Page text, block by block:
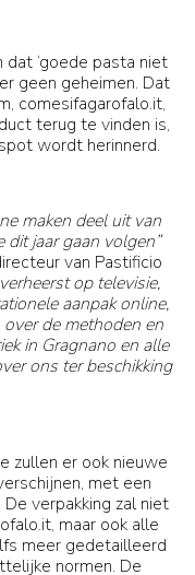
‘goede pasta niet
geen geheimen. Dat
comesifagarofalo.it,
terug te vinden is,
wordt herinnerd.
maken deel uit van
jaar gaan volgen”
van Pastificio
op televisie,
aanpak online,
de methoden en
in Gragnano en alle
ons ter beschikking
zullen er ook nieuwe
met een
verpakking zal niet
maar ook alle
meer gedetailleerd
normen. De